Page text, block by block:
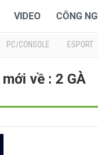
VIDEO CÔNG
PC/CONSOLE ESPORT
về : 2 GÀ